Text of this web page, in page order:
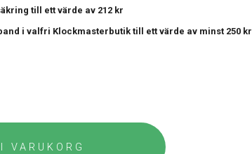
till ett värde av 212 kr
i valfri Klockmasterbutik till ett värde av minst 250 kr
VARUKORG